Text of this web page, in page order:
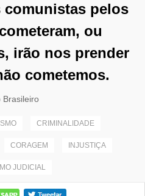
comunistas pelos
ou
irão nos prender
cometemos.
Brasileiro
CRIMINALIDADE
CORAGEM INJUSTIÇA
JUDICIAL